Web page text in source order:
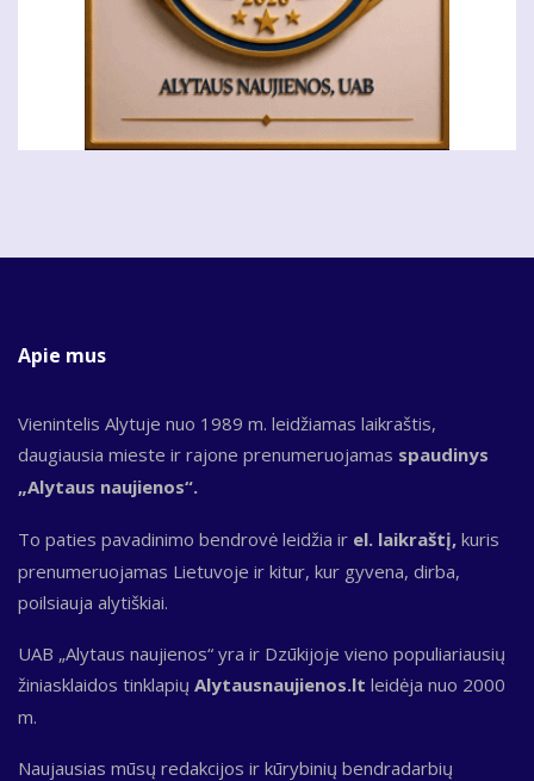
Apie mus
Vienintelis Alytuje nuo 1989 m. leidžiamas laikraštis,
daugiausia mieste ir rajone prenumeruojamas spaudinys
„Alytaus naujienos“.
To paties pavadinimo bendrovė leidžia ir el. laikraštį, kuris
prenumeruojamas Lietuvoje ir kitur, kur gyvena, dirba,
poilsiauja alytiškiai.
UAB „Alytaus naujienos“ yra ir Dzūkijoje vieno populiariausių
žiniasklaidos tinklapių Alytausnaujienos.lt leidėja nuo 2000
m.
Naujausias mūsų redakcijos ir kūrybinių bendradarbių